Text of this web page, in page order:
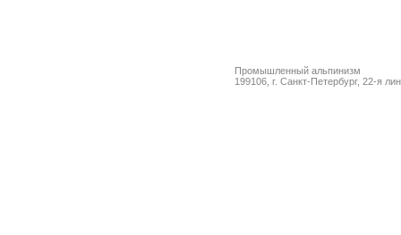
Промышленный альпинизм
199106, г. Санкт-Петербург, 22-я